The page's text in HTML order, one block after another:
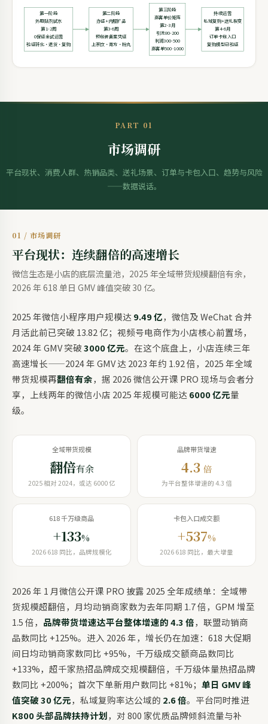
第一阶段
外用贴剂试水
第1-2周
0保证金试运营
验证转化·退货·复购
第二阶段
办证+内服扩品
第3-6周
预包装备案凭证
上茶饮·膏方·粉丸
第三阶段
高客单价矩阵
第2-3月
引流80-200
利润300-500
高客单500-1000
持续运营
私域复购+送礼裂变
第4-6月
订单卡包入口
复购模型已验证
PART 01
市场调研
平台现状、消费人群、热销品类、送礼场景、订单与卡包入口、趋势与风险
——数据说话。
01 / 市场调研
平台现状：连续翻倍的高速增长
微信生态是小店的底层流量池，2025 年全域带货规模翻倍有余，
2026 年 618 单日 GMV 峰值突破 30 亿。
2025 年微信小程序用户规模达 9.49 亿，微信及 WeChat 合并
月活此前已突破 13.82 亿；视频号电商作为小店核心前置场，
2024 年 GMV 突破3000 亿元。在这个底盘上，小店连续三年
高速增长——2024 年 GMV 达 2023 年约 1.92 倍，2025 年全域
带货规模再翻倍有余，据 2026 微信公开课 PRO 现场与会者分
享，上线两年的微信小店 2025 年规模可能达 6000 亿元量
级。
全域带货规模
翻倍有余
2025 相对 2024，或达 6000 亿
品牌带货增速
4.3 倍
为平台整体增速的 4.3 倍
618 千万级商品
+133%
2026 618 同比，品牌规模化
卡包入口成交额
+537%
2026 618 同比，最大增量
2026 年 1 月微信公开课 PRO 披露 2025 全年成绩单：全域带
货规模超翻倍，月均动销商家数为去年同期 1.7 倍，GPM 增至
1.5 倍， 品牌带货增速达平台整体增速的 4.3 倍，联盟动销商
品数同比 +125%。进入 2026 年，增长仍在加速：618 大促期
间日均动销商家数同比 +95%，千万级成交额商品数同比
+133%，超千家热招品牌成交规模翻倍，千万级体量热招品牌
数同比 +200%；首次下单新用户数同比 +81%； 单日 GMV 峰
值突破 30 亿元，私域复购率达公域的 2.6 倍。平台同时推进
K800 头部品牌扶持计划，对 800 家优质品牌倾斜流量与补